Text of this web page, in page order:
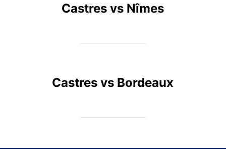
Castres vs Nîmes
Castres vs Bordeaux